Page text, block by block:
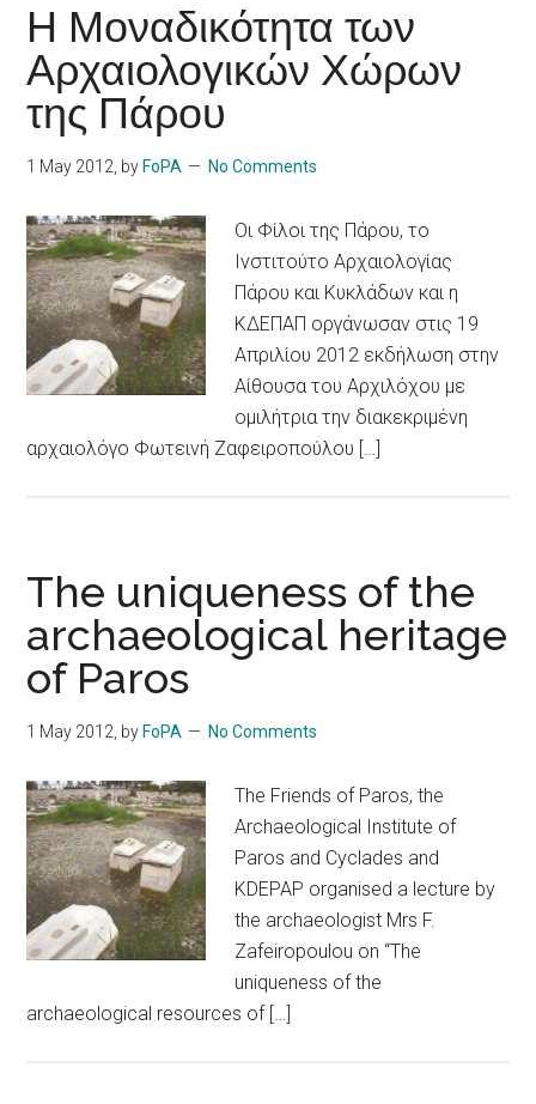
Η Μοναδικότητα των
Αρχαιολογικών Χώρων
της Πάρου
1 May 2012, by FoPA No Comments
Οι Φίλοι της Πάρου, το
Ινστιτούτο Αρχαιολογίας
Πάρου και Κυκλάδων και η
ΚΔΕΠΑΠ οργάνωσαν στις 19
Απριλίου 2012 εκδήλωση στην
Αίθουσα του Αρχιλόχου με
ομιλήτρια την διακεκριμένη
αρχαιολόγο Φωτεινή Ζαφειροπούλου […]
The uniqueness of the
archaeological heritage
of Paros
1 May 2012, by FoPA No Comments
The Friends of Paros, the
Archaeological Institute of
Paros and Cyclades and
KDEPAP organised a lecture by
the archaeologist Mrs F.
Zafeiropoulou on “The
uniqueness of the
archaeological resources of […]